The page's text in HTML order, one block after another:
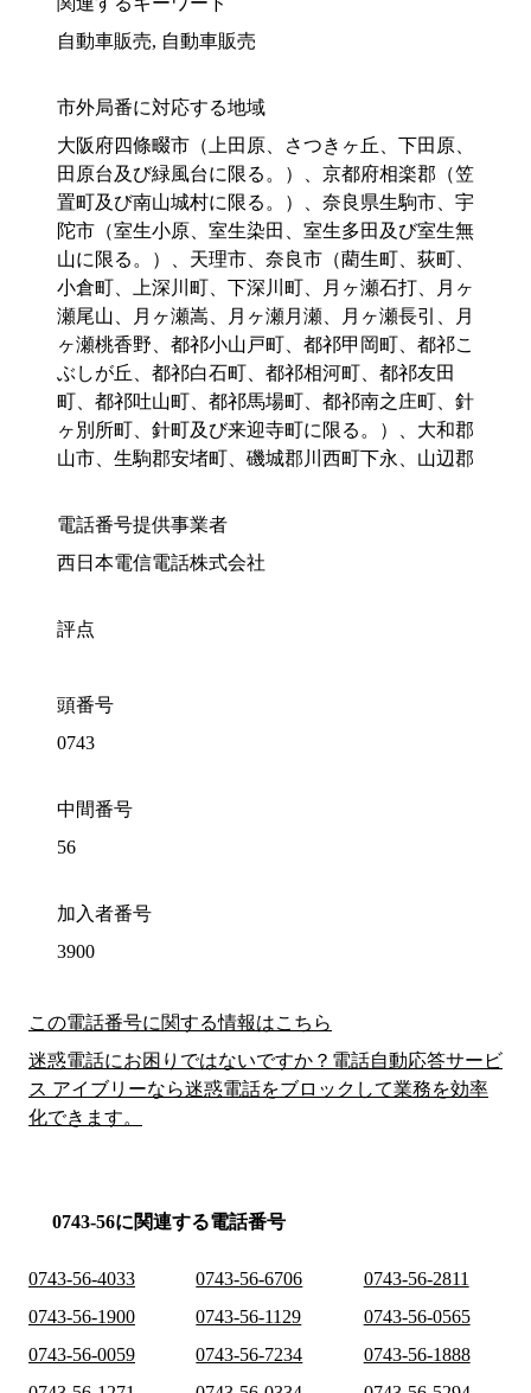
自動車販売, 自動車販売
市外局番に対応する地域
大阪府四條畷市（上田原、さつきヶ丘、下田原、
田原台及び緑風台に限る。）、京都府相楽郡（笠
置町及び南山城村に限る。）、奈良県生駒市、宇
陀市（室生小原、室生染田、室生多田及び室生無
山に限る。）、天理市、奈良市（藺生町、荻町、
小倉町、上深川町、下深川町、月ヶ瀬石打、月ヶ
瀬尾山、月ヶ瀬嵩、月ヶ瀬月瀬、月ヶ瀬長引、月
ヶ瀬桃香野、都祁小山戸町、都祁甲岡町、都祁こ
ぶしが丘、都祁白石町、都祁相河町、都祁友田
町、都祁吐山町、都祁馬場町、都祁南之庄町、針
ヶ別所町、針町及び来迎寺町に限る。）、大和郡
山市、生駒郡安堵町、磯城郡川西町下永、山辺郡
電話番号提供事業者
西日本電信電話株式会社
評点
頭番号
0743
中間番号
56
加入者番号
3900
この電話番号に関する情報はこちら
迷惑電話にお困りではないですか？電話自動応答サービ
ス アイブリーなら迷惑電話をブロックして業務を効率
化できます。
0743-56に関連する電話番号
0743-56-4033 0743-56-6706
0743-56-2811
0743-56-1900
0743-56-1129
0743-56-0565
0743-56-0059
0743-56-7234
0743-56-1888